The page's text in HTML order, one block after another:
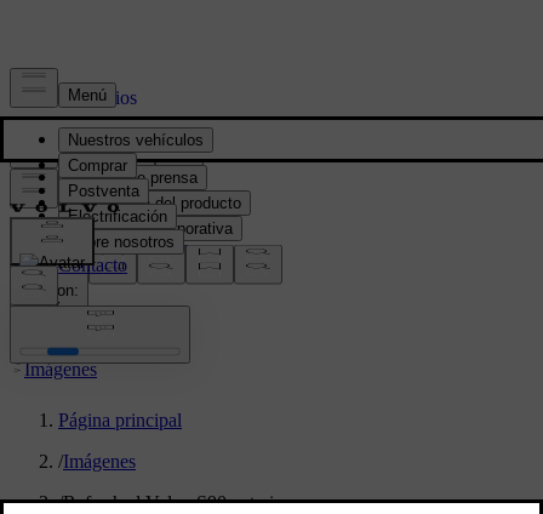
Prensa y Medios
Material de prensa
Información del producto
Información corporativa
Contacto de medios
location:
PY
Imágenes
Página principal
/Imágenes
/Refreshed Volvo S90 exterior